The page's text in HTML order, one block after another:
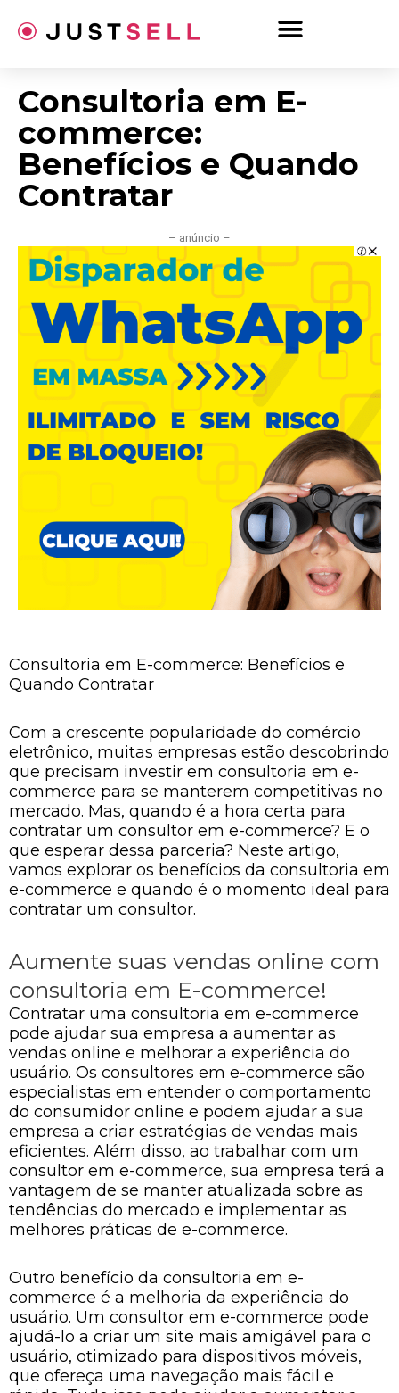
para
Consultoria em E-
commerce:
Benefícios e Quando
Contratar
– anúncio –
Consultoria em E-commerce: Benefícios e
Quando Contratar
Com a crescente popularidade do comércio
eletrônico, muitas empresas estão descobrindo
que precisam investir em consultoria em e-
commerce para se manterem competitivas no
mercado. Mas, quando é a hora certa para
contratar um consultor em e-commerce? E o
que esperar dessa parceria? Neste artigo,
vamos explorar os benefícios da consultoria em
e-commerce e quando é o momento ideal para
contratar um consultor.
Aumente suas vendas online com
consultoria em E-commerce!
Contratar uma consultoria em e-commerce
pode ajudar sua empresa a aumentar as
vendas online e melhorar a experiência do
usuário. Os consultores em e-commerce são
especialistas em entender o comportamento
do consumidor online e podem ajudar a sua
empresa a criar estratégias de vendas mais
eficientes. Além disso, ao trabalhar com um
consultor em e-commerce, sua empresa terá a
vantagem de se manter atualizada sobre as
tendências do mercado e implementar as
melhores práticas de e-commerce.
Outro benefício da consultoria em e-
commerce é a melhoria da experiência do
usuário. Um consultor em e-commerce pode
ajudá-lo a criar um site mais amigável para o
usuário, otimizado para dispositivos móveis,
que ofereça uma navegação mais fácil e